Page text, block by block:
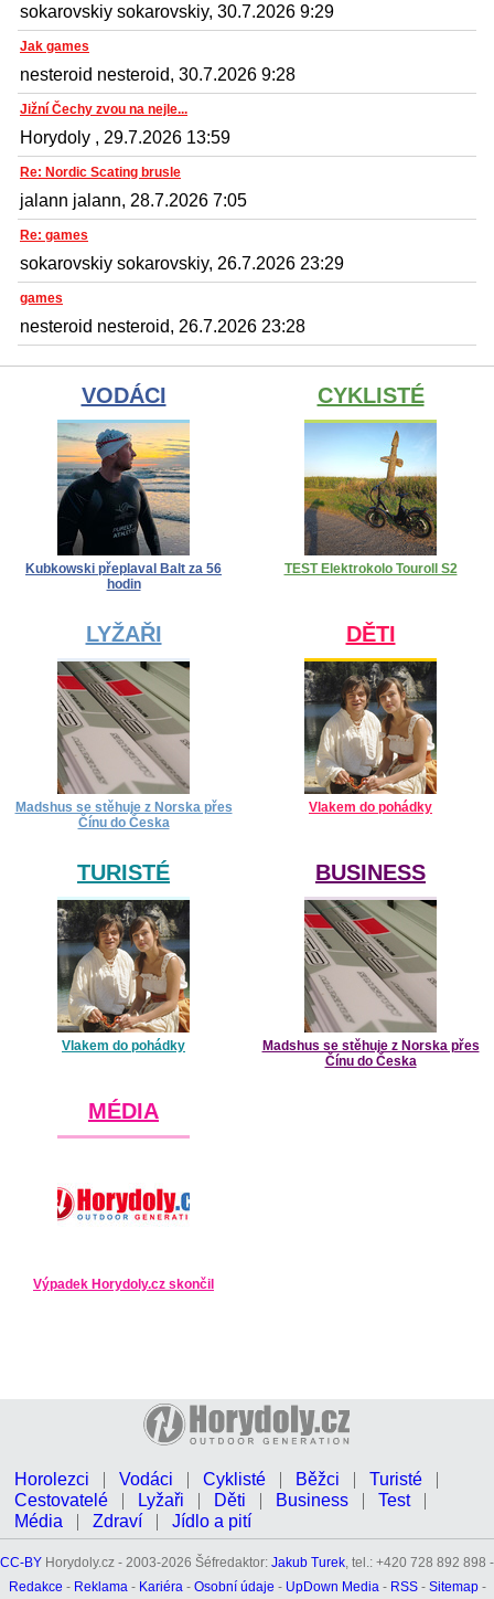
sokarovskiy sokarovskiy, 30.7.2026 9:29
Jak games
nesteroid nesteroid, 30.7.2026 9:28
Jižní Čechy zvou na nejle...
Horydoly , 29.7.2026 13:59
Re: Nordic Scating brusle
jalann jalann, 28.7.2026 7:05
Re: games
sokarovskiy sokarovskiy, 26.7.2026 23:29
games
nesteroid nesteroid, 26.7.2026 23:28
VODÁCI
Kubkowski přeplaval Balt za 56
hodin
CYKLISTÉ
TEST Elektrokolo Touroll S2
LYŽAŘI
Madshus se stěhuje z Norska přes
Čínu do Česka
DĚTI
Vlakem do pohádky
TURISTÉ
Vlakem do pohádky
BUSINESS
Madshus se stěhuje z Norska přes
Čínu do Česka
MÉDIA
Výpadek Horydoly.cz skončil
Horolezci Vodáci Cyklisté Běžci
Turisté
Cestovatelé
Lyžaři Děti Business
Test
Média
Zdraví Jídlo a pití
CC-BY Horydoly.cz - 2003-2026 Šéfredaktor: Jakub Turek , tel.: +420 728 892 898 -
Redakce - Reklama - Kariéra - Osobní údaje - UpDown Media - RSS- Sitemap-